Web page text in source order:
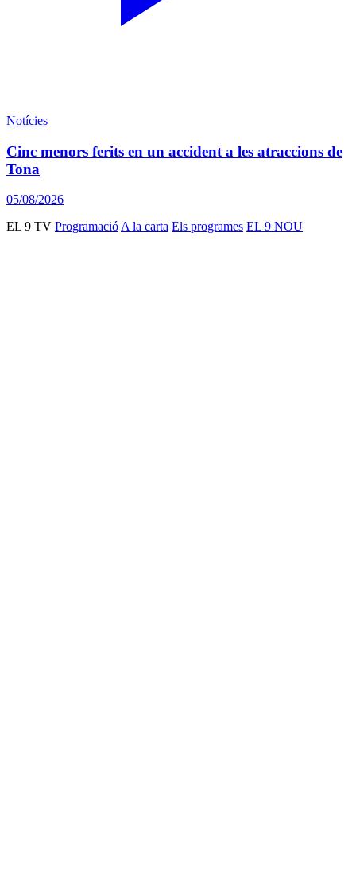
Notícies
Cinc menors ferits en un accident a les atraccions de
Tona
05/08/2026
EL 9 TV Programació A la carta Els programes EL 9 NOU